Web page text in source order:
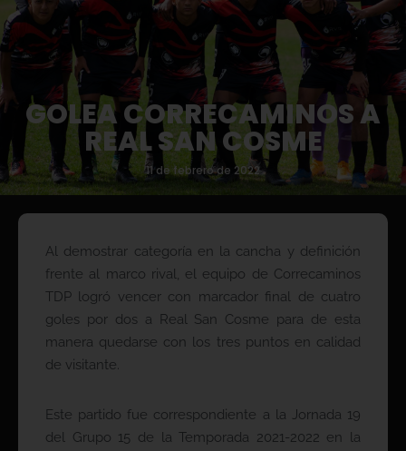
GOLEA CORRECAMINOS A
REAL SAN COSME
11 de febrero de 2022
Al demostrar categoría en la cancha y definición
frente al marco rival, el equipo de Correcaminos
TDP logró vencer con marcador final de cuatro
goles por dos a Real San Cosme para de esta
manera quedarse con los tres puntos en calidad
de visitante.
Este partido fue correspondiente a la Jornada 19
del Grupo 15 de la Temporada 2021-2022 en la